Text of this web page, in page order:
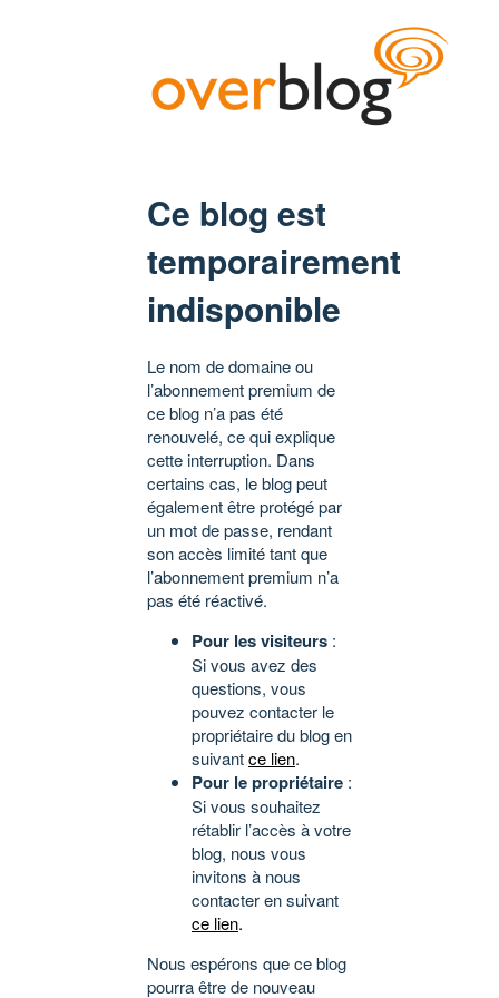
Ce blog est
temporairement
indisponible
Le nom de domaine ou
l’abonnement premium de
ce blog n’a pas été
renouvelé, ce qui explique
cette interruption. Dans
certains cas, le blog peut
également être protégé par
un mot de passe, rendant
son accès limité tant que
l’abonnement premium n’a
pas été réactivé.
Pour les visiteurs :
Si vous avez des
questions, vous
pouvez contacter le
propriétaire du blog en
suivantce lien.
Pour le propriétaire :
Si vous souhaitez
rétablir l’accès à votre
blog, nous vous
invitons à nous
contacter en suivant
ce lien.
Nous espérons que ce blog
pourra être de nouveau